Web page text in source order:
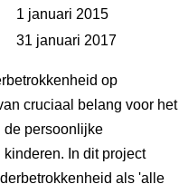
1 januari 2015
31 januari 2017
op
cruciaal belang voor het
de persoonlijke
In dit project
als 'alle